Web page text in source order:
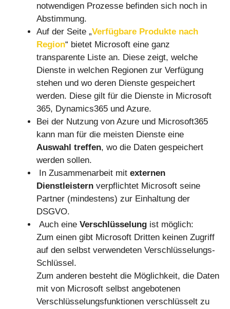
notwendigen Prozesse befinden sich noch in
Abstimmung.
Auf der Seite „Verfügbare Produkte nach
Region“ bietet Microsoft eine ganz
transparente Liste an. Diese zeigt, welche
Dienste in welchen Regionen zur Verfügung
stehen und wo deren Dienste gespeichert
werden. Diese gilt für die Dienste in Microsoft
365, Dynamics365 und Azure.
Bei der Nutzung von Azure und Microsoft365
kann man für die meisten Dienste eine
Auswahl treffen, wo die Daten gespeichert
werden sollen.
In Zusammenarbeit mit externen
Dienstleistern verpflichtet Microsoft seine
Partner (mindestens) zur Einhaltung der
DSGVO.
Auch eine Verschlüsselung ist möglich:
Zum einen gibt Microsoft Dritten keinen Zugriff
auf den selbst verwendeten Verschlüsselungs-
Schlüssel.
Zum anderen besteht die Möglichkeit, die Daten
mit von Microsoft selbst angebotenen
Verschlüsselungsfunktionen verschlüsselt zu